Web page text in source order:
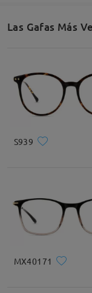
Las Gafas Más
S939
MX40171